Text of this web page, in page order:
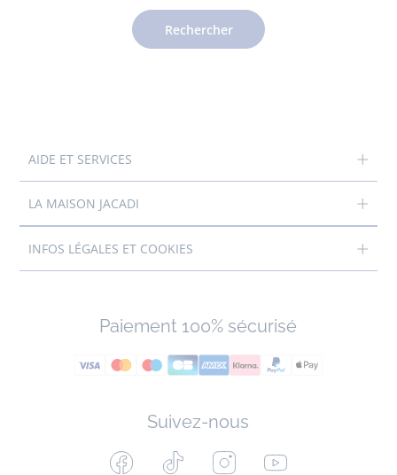
Rechercher
AIDE ET SERVICES
LA MAISON JACADI
INFOS LÉGALES ET COOKIES
Paiement 100% sécurisé
Suivez-nous
Facebook Tiktok InstagramYoutube